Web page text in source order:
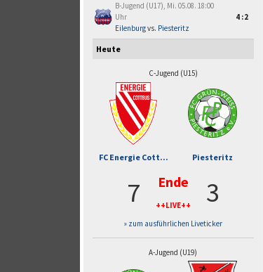
B-Jugend (U17), Mi. 05.08. 18:00
Uhr
Eilenburgvs. Piesteritz
4:2
Heute
C-Jugend (U15)
FC Energie Cott... Piesteritz
7 Ende
++LIVE++ 3
» zum ausführlichen Liveticker
A-Jugend (U19)